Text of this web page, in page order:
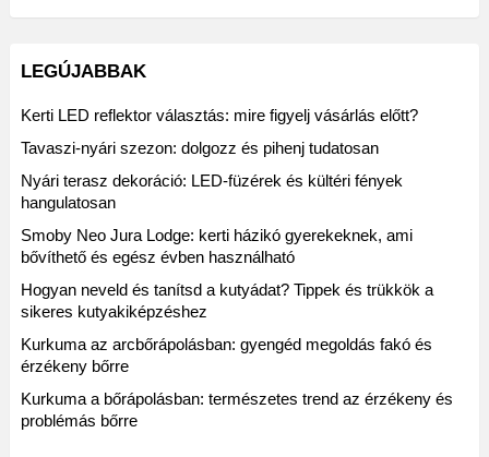
LEGÚJABBAK
Kerti LED reflektor választás: mire figyelj vásárlás előtt?
Tavaszi-nyári szezon: dolgozz és pihenj tudatosan
Nyári terasz dekoráció: LED-füzérek és kültéri fények
hangulatosan
Smoby Neo Jura Lodge: kerti házikó gyerekeknek, ami
bővíthető és egész évben használható
Hogyan neveld és tanítsd a kutyádat? Tippek és trükkök a
sikeres kutyakiképzéshez
Kurkuma az arcbőrápolásban: gyengéd megoldás fakó és
érzékeny bőrre
Kurkuma a bőrápolásban: természetes trend az érzékeny és
problémás bőrre